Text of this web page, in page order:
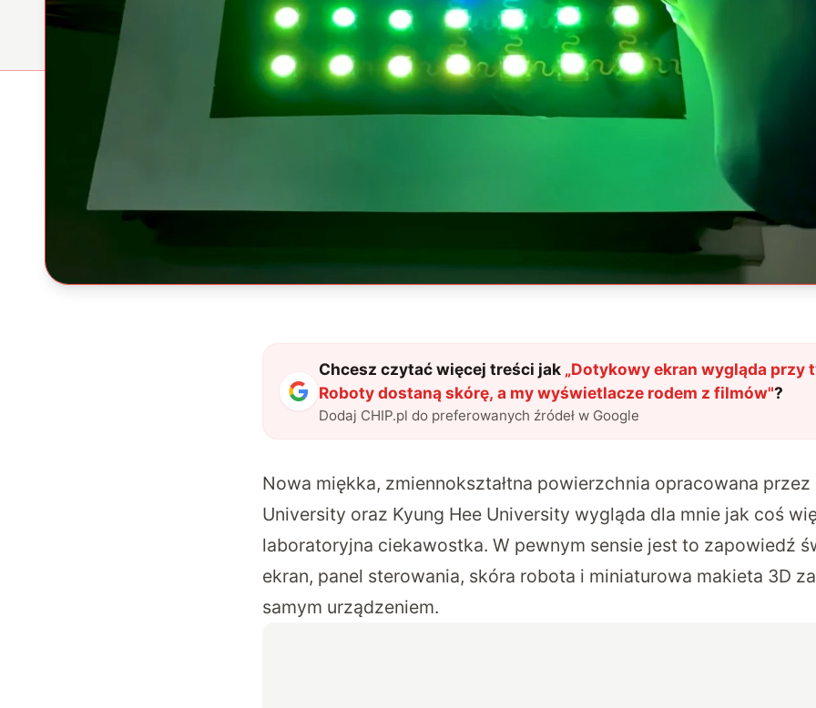
Chcesz czytać więcej treści jak „Dotykowy ekran wygląda przy
Roboty dostaną skórę, a my wyświetlacze rodem z filmów"?
Dodaj CHIP.pl do preferowanych źródeł w Google
Nowa miękka, zmiennokształtna powierzchnia opracowana
University oraz Kyung Hee University wygląda dla mnie jak coś
laboratoryjna ciekawostka. W pewnym sensie jest to zapowiedź
ekran, panel sterowania, skóra robota i miniaturowa makieta 3D
samym urządzeniem.